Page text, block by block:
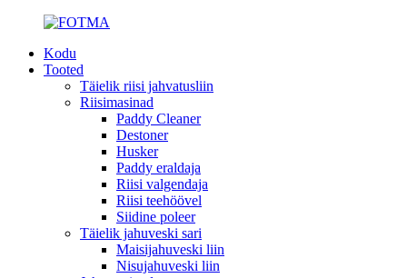
Kodu
Tooted
Täielik riisi jahvatusliin
Riisimasinad
Paddy Cleaner
Destoner
Husker
Paddy eraldaja
Riisi valgendaja
Riisi teehöövel
Siidine poleer
Täielik jahuveski sari
Maisijahuveski liin
Nisujahuveski liin